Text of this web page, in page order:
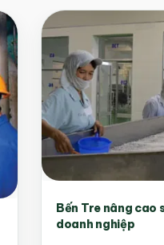
Bến Tre nâng cao
doanh nghiệp